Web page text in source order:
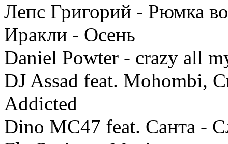
Лепс Григорий - Рюмка
Иракли - Осень
Daniel Powter - crazy all
DJ Assad feat. Mohombi,
Addicted
Dino MC47 feat. Санта -